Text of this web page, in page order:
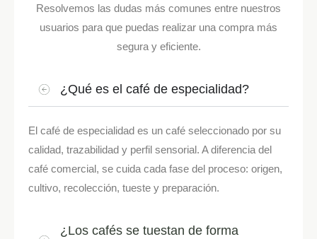
Resolvemos las dudas más comunes entre nuestros
usuarios para que puedas realizar una compra más
segura y eficiente.
¿Qué es el café de especialidad?
El café de especialidad es un café seleccionado por su
calidad, trazabilidad y perfil sensorial. A diferencia del
café comercial, se cuida cada fase del proceso: origen,
cultivo, recolección, tueste y preparación.
¿Los cafés se tuestan de forma